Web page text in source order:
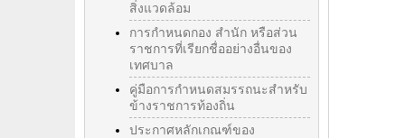
สิ่งแวดล้อม
การกำหนดกอง สำนัก หรือส่วน
ราชการที่เรียกชื่ออย่างอื่นของ
เทศบาล
คู่มือการกำหนดสมรรถนะสำหรับ
ข้างราชการท้องถิ่น
ประกาศหลักเกณฑ์ของ